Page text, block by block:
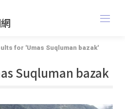
for 'Umas Suqluman bazak'
Suqluman bazak